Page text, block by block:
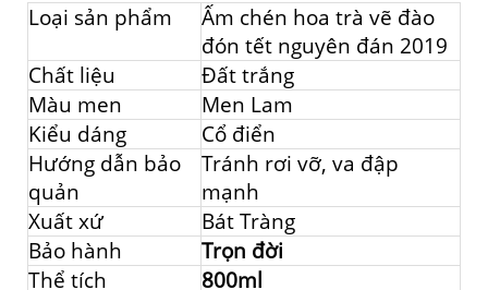
Loại sản phẩm
Ấm chén hoa trà vẽ đào
đón tết nguyên đán 2019
Chất liệu
Đất trắng
Màu men
Men Lam
Kiểu dáng
Cổ điển
Hướng dẫn bảo
quản
Tránh rơi vỡ, va đập
mạnh
Xuất xứ
Bát Tràng
Bảo hành
Trọn đời
Thể tích
800ml